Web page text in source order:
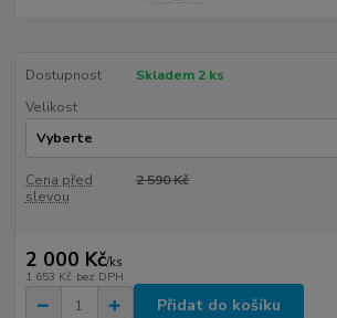
Dostupnost
Skladem 2 ks
Velikost
Cena před
slevou
2 590 Kč
2 000 Kč/ks
1 653 Kč bez DPH
Přidat do košíku